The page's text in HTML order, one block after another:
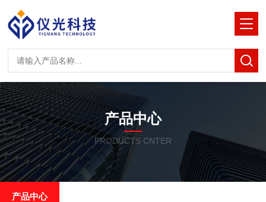
产品中心
PRODUCTS CNTER
产品中心